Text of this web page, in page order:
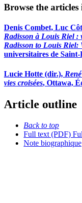
Browse the articles
Denis Combet, Luc
Radisson à Louis Riel :
Radisson to Louis Riel:
universitaires de Saint-
Lucie Hotte (dir.),
vies croisées, Ottawa,
Article outline
Back to top
Full text (PDF)
Note biographique